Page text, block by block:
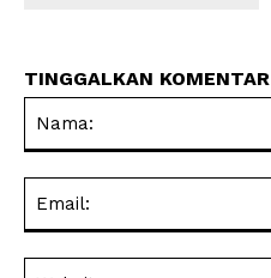
TINGGALKAN KOMENTAR